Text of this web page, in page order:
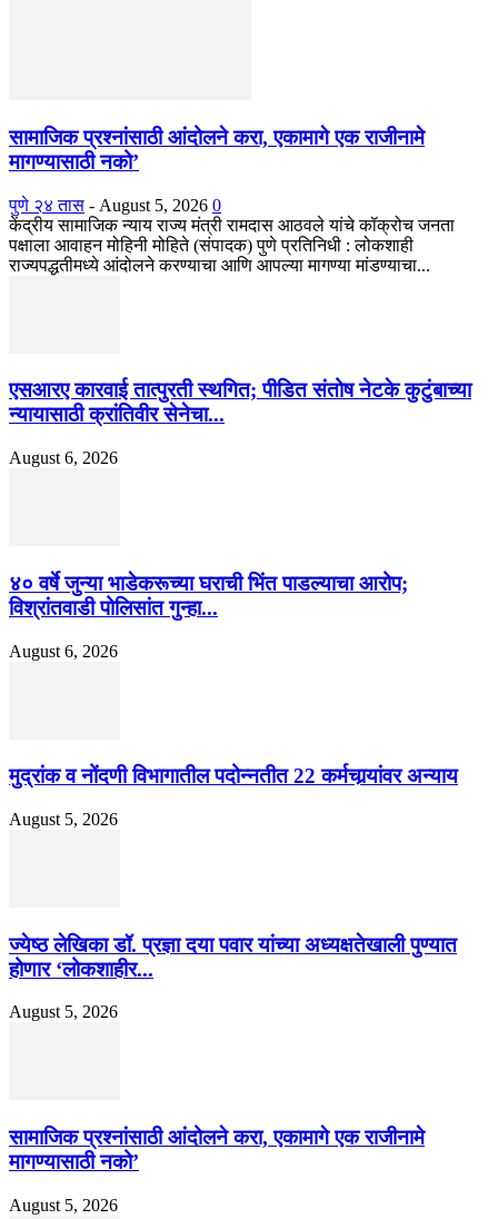
सामाजिक प्रश्नांसाठी आंदोलने करा, एकामागे एक राजीनामे
मागण्यासाठी नको’
पुणे २४ तास - August 5, 2026 0
केंद्रीय सामाजिक न्याय राज्य मंत्री रामदास आठवले यांचे कॉक्रोच जनता
पक्षाला आवाहन मोहिनी मोहिते (संपादक) पुणे प्रतिनिधी : लोकशाही
राज्यपद्धतीमध्ये आंदोलने करण्याचा आणि आपल्या मागण्या मांडण्याचा...
एसआरए कारवाई तात्पुरती स्थगित; पीडित संतोष नेटके कुटुंबाच्या
न्यायासाठी क्रांतिवीर सेनेचा...
August 6, 2026
४० वर्षे जुन्या भाडेकरूच्या घराची भिंत पाडल्याचा आरोप;
विश्रांतवाडी पोलिसांत गुन्हा...
August 6, 2026
मुद्रांक व नोंदणी विभागातील पदोन्नतीत 22 कर्मचार्‍यांवर अन्याय
August 5, 2026
ज्येष्ठ लेखिका डॉ. प्रज्ञा दया पवार यांच्या अध्यक्षतेखाली पुण्यात
होणार ‘लोकशाहीर...
August 5, 2026
सामाजिक प्रश्नांसाठी आंदोलने करा, एकामागे एक राजीनामे
मागण्यासाठी नको’
August 5, 2026